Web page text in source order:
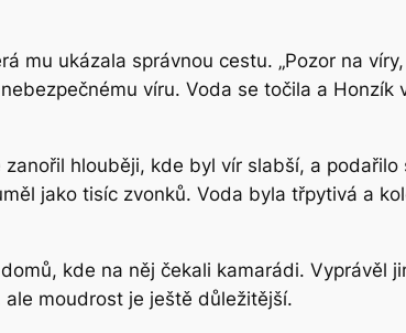
mu ukázala správnou cestu. „Pozor na
víru. Voda se točila a Honzík
hlouběji, kde byl vír slabší, a podařilo
jako tisíc zvonků. Voda byla třpytivá a
kde na něj čekali kamarádi. Vyprávěl
moudrost je ještě důležitější.